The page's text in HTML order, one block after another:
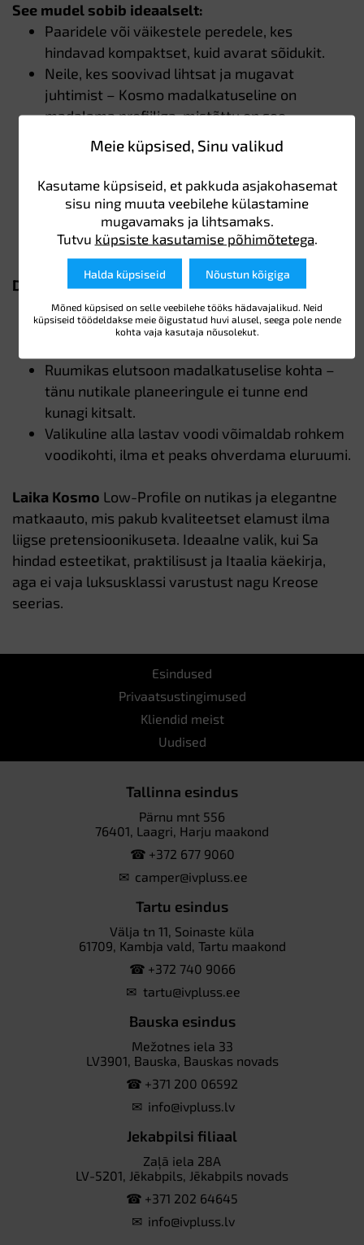
See mudel sobib ideaalselt:
Paaridele või väikestele peredele, kes
hindavad kompaktset, kuid avarat sõidukit.
Neile, kes soovivad lihtsat ja mugavat
juhtimist – Kosmo madalkatuseline on
madalama profiiliga, mistõttu on see
tuulekindlam, kergem manööverdada ja
ökonoomsem.
Matkajatele, kes reisivad hooajaliselt, näiteks
kevadest sügiseni, ja hindavad viimistletud
interjööri, kuid ei vaja tipptasemel
talvevarustust nagu Kreosel.
Disain ja mugavus
Itaalia disain on tõesti silmapaistev: puhtad
jooned, sooja tooniga sisekujundus ja
Ruumikas elutsoon madalkatuselise kohta –
tänu nutikale planeeringule ei tunne end
kunagi kitsalt.
Valikuline alla lastav voodi võimaldab rohkem
voodikohti, ilma et peaks ohverdama eluruumi.
Laika Kosmo Low-Profile on nutikas ja elegantne
matkaauto, mis pakub kvaliteetset elamust ilma
liigse pretensioonikuseta. Ideaalne valik, kui Sa
hindad esteetikat, praktilisust ja Itaalia käekirja,
aga ei vaja luksusklassi varustust nagu Kreose
seerias.
Esindused
Privaatsustingimused
Kliendid meist
Uudised
Tallinna esindus
Pärnu mnt 556
76401, Laagri, Harju maakond
☎ +372 677 9060
✉ camper@ivpluss.ee
Tartu esindus
Välja tn 11, Soinaste küla
61709, Kambja vald, Tartu maakond
☎ +372 740 9066
✉ tartu@ivpluss.ee
Bauska esindus
Mežotnes iela 33
LV3901, Bauska, Bauskas novads
☎ +371 200 06592
✉ info@ivpluss.lv
Jekabpilsi filiaal
Zaļā iela 28A
LV-5201, Jēkabpils, Jēkabpils novads
☎ +371 202 64645
✉ info@ivpluss.lv
Meie küpsised, Sinu valikud
Kasutame küpsiseid, et pakkuda asjakohasemat
sisu ning muuta veebilehe külastamine
mugavamaks ja lihtsamaks.
Tutvu küpsiste kasutamise põhimõtetega
Halda küpsiseid Nõustun kõigiga
Mõned küpsised on selle veebilehe tööks hädavajalikud. Neid
küpsiseid töödeldakse meie õigustatud huvi alusel, seega pole nende
kohta vaja kasutaja nõusolekut.